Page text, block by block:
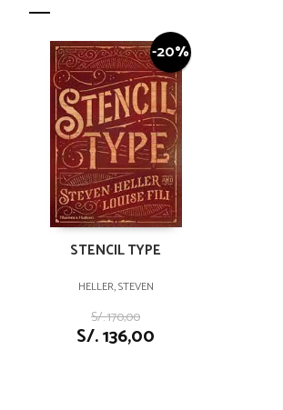
-20%
STENCIL TYPE
HELLER, STEVEN
S/. 170,00
S/. 136,00